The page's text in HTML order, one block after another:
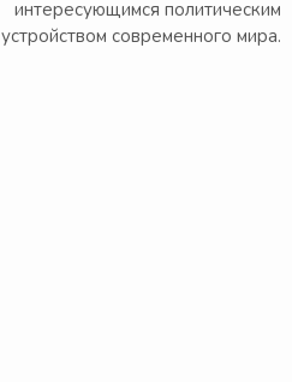
интересующимся политическим
устройством современного мира.